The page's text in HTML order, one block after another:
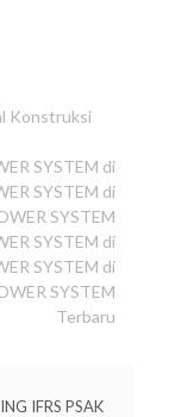
Konstruksi
SYSTEM di
SYSTEM di
SYSTEM
SYSTEM di
SYSTEM di
SYSTEM
Terbaru
IFRS PSAK